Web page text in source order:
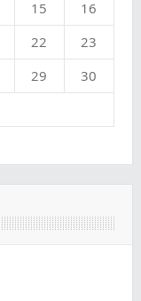
15
16
22
23
29
30